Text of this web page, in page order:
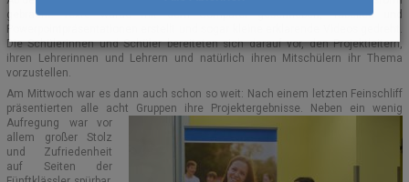
gebracht: Texte wurde mit dem Computer geschrieben, Tabellen und
Powerpointpräsentationen erstellt und sogar kleine erklärende Videos gedreht.
Die Schülerinnen und Schüler bereiteten sich darauf vor, den Projektleitern,
ihren Lehrerinnen und Lehrern und natürlich ihren Mitschülern ihr Thema
vorzustellen.
Am Mittwoch war es dann auch schon so weit: Nach einem letzten Feinschliff
präsentierten alle acht Gruppen ihre Projektergebnisse.
Neben ein wenig
Aufregung war vor
allem großer Stolz
und Zufriedenheit
auf Seiten der